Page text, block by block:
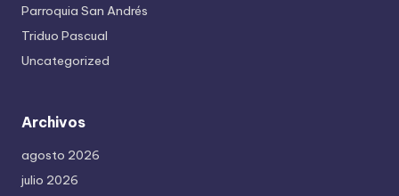
Parroquia San Andrés
Triduo Pascual
Uncategorized
Archivos
agosto 2026
julio 2026